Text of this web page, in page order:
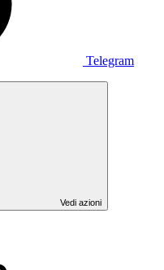
Telegram
Vedi azioni